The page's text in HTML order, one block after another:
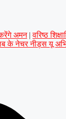
करेंगे अमन | वरिष्ठ
नेचर नीड्स यू